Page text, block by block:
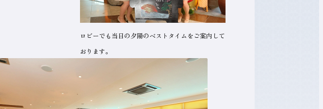
ロビーでも当日の夕陽のベストタイムをご案内して
おります。